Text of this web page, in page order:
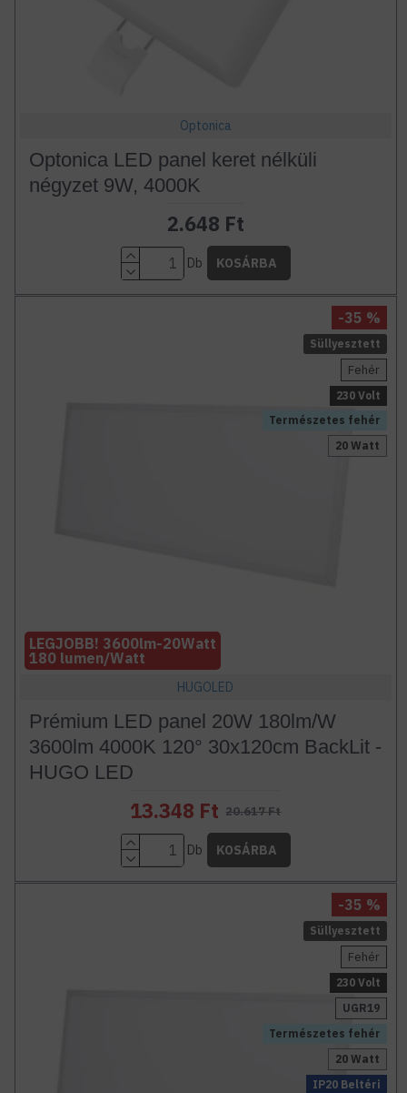
Optonica
Optonica LED panel keret nélküli
négyzet 9W, 4000K
2.648 Ft
Db KOSÁRBA
Természetes fehér
Süllyesztett
20 Watt
Fehér
230 Volt
LEGJOBB! 3600lm-20Watt
180 lumen/Watt
-35 %
HUGOLED
Prémium LED panel 20W 180lm/W
3600lm 4000K 120° 30x120cm BackLit -
HUGO LED
13.348 Ft 20.617 Ft
Db KOSÁRBA
Természetes fehér
Süllyesztett
IP20 Beltéri
20 Watt
Fehér
230 Volt
UGR19
-35 %